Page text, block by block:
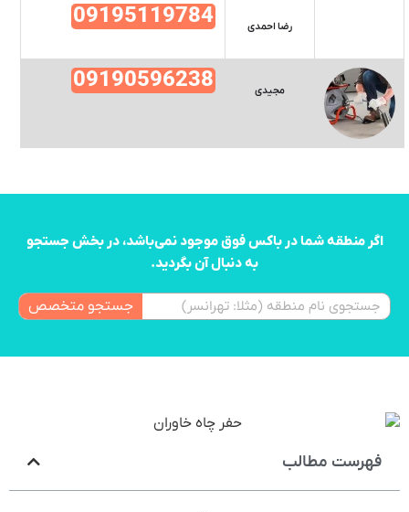
رضا احمدی 09195119784
مجیدی 09190596238
اگر منطقه شما در باکس فوق موجود نمی‌باشد، در بخش جستجو
به دنبال آن بگردید.
جستجو متخصص
فهرست مطالب